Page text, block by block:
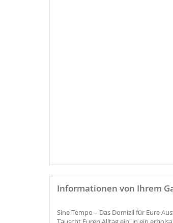
Informationen von Ihrem
Sine Tempo – Das Domizil für Eure